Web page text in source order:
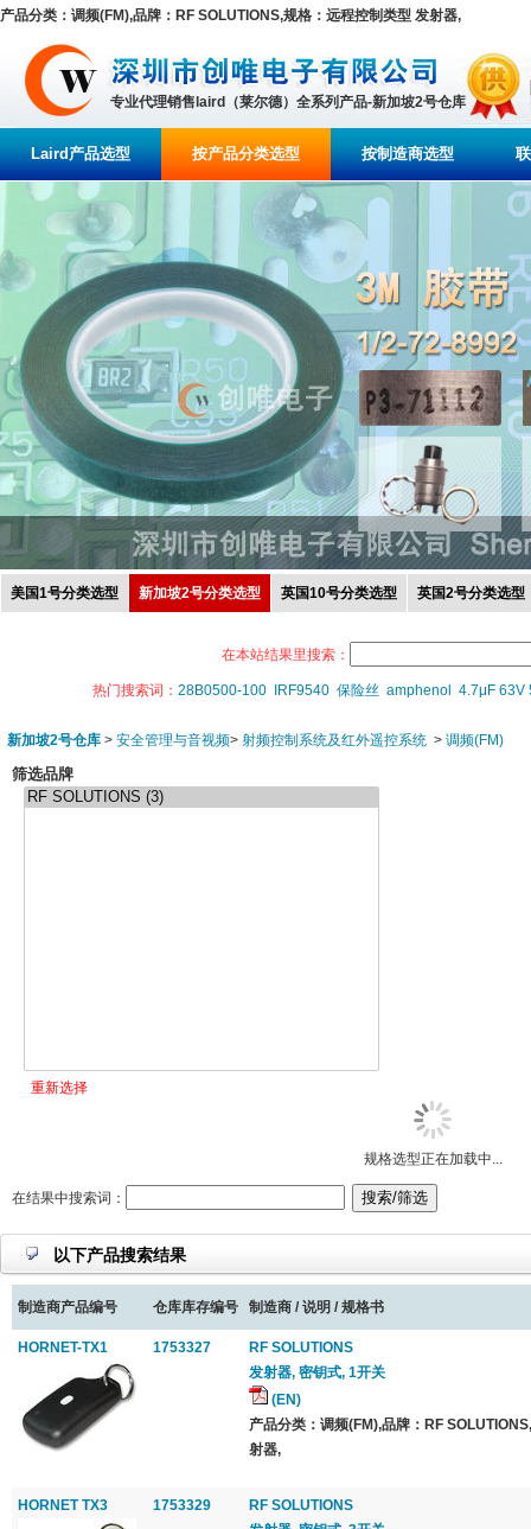
产品分类：调频(FM),品牌：RF SOLUTIONS,规格：远程控制类型 发射器,
专业代理销售laird（莱尔德）全系列产品-新加坡2号仓库
Laird产品选型 按产品分类选型 按制造商选型
美国1号分类选型 新加坡2号分类选型 英国10号分类选型 英国2号分类选型
在本站结果里搜索：
热门搜索词： 28B0500-100 IRF9540 保险丝 amphenol 4.7μF 63V
新加坡2号仓库 > 安全管理与音视频> 射频控制系统及红外遥控系统 > 调频(FM)
筛选品牌
重新选择
规格选型正在加载中...
在结果中搜索词：
以下产品搜索结果
制造商产品编号 仓库库存编号 制造商 / 说明 / 规格书
HORNET-TX1 1753327
RF SOLUTIONS
发射器, 密钥式, 1开关
(EN)
产品分类：调频(FM),品牌：RF
射器,
HORNET TX3 1753329
RF SOLUTIONS